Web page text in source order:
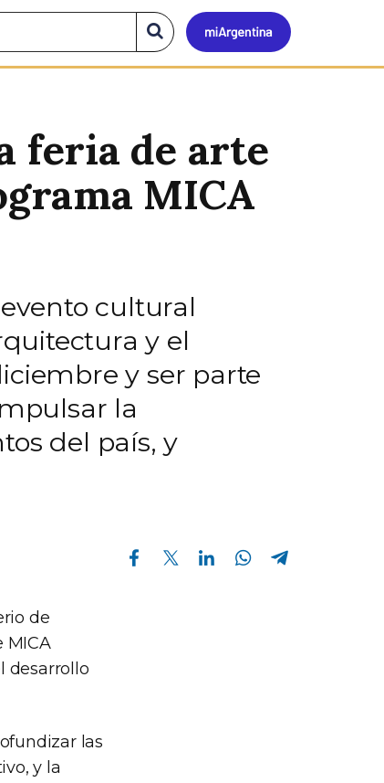
Mi
Buscar
en
el
feria de arte
MICA
cultural
y el
y ser parte
la
del país, y
Compartir en Facebook Compartir en Twitter Compartir en Linkedin Compartir en Whatsapp
de
MICA
desarrollo
las
y la